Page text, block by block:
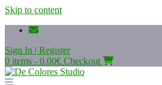
Skip to content
Sign In | Register
0 items - 0.00€ Checkout